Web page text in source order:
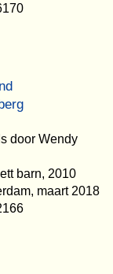
door Wendy
barn, 2010
maart 2018